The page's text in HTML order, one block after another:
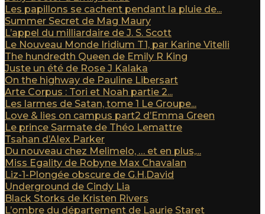
Les papillons se cachent pendant la pluie de...
Summer Secret de Mag Maury
L’appel du milliardaire de J. S. Scott
Le Nouveau Monde Iridium T1, par Karine Vitelli
The hundredth Queen de Emily R King
Juste un été de Rose J Kalaka
On the highway de Pauline Libersart
Arte Corpus : Tori et Noah partie 2...
Les larmes de Satan, tome 1 Le Groupe...
Love & lies on campus part2 d’Emma Green
Le prince Sarmate de Théo Lemattre
Tsahan d’Alex Parker
Du nouveau chez Melimelo, … et en plus,...
Miss Egality de Robyne Max Chavalan
Liz-1-Plongée obscure de G.H.David
Underground de Cindy Lia
Black Storks de Kristen Rivers
L’ombre du département de Laurie Staret